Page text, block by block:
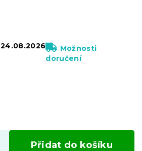
24.08.2026
Možnosti
doručení
Přidat do košíku